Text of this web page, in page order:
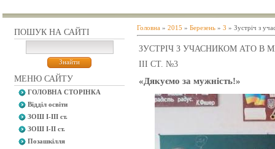
ПОШУК НА САЙТІ
МЕНЮ САЙТУ
ГОЛОВНА СТОРІНКА
Відділ освіти
ЗОШ І-ІІІ ст.
ЗОШ І-ІІ ст.
Позашкілля
Головна » 2015 » Березень » 3 » Зустріч з
ЗУСТРІЧ З УЧАСНИКОМ АТО В
ІІІ СТ. №3
«Дякуємо за мужність!»